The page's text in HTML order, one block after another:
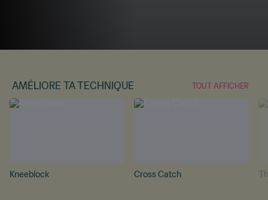
AMÉLIORE TA TECHNIQUE TOUT AFFICHER
Kneeblock Cross Catch